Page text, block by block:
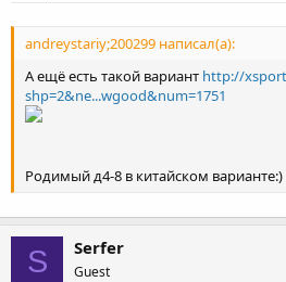
andreystariy;200299 написал(а):
А ещё есть такой вариант http://
shp=2&ne...wgood&num=1751
Родимый д4-8 в китайском варианте:)
S Serfer
Guest